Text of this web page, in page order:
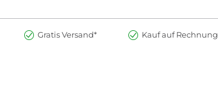
Gratis Versand* Kauf auf Rechnung